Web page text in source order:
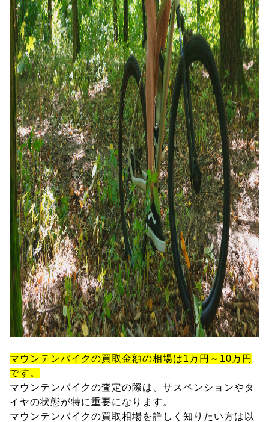
マウンテンバイクの買取金額の相場は1万円～10万円
です。
マウンテンバイクの査定の際は、サスペンションやタ
イヤの状態が特に重要になります。
マウンテンバイクの買取相場を詳しく知りたい方は以